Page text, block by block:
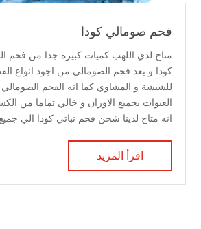
فحم صومالي كودا
متاح لدي اللهب كميات كبيرة جدا من فحم
كودا و يعد فحم الصومالي من اجود انواع
للشيشة و المشاوي كما انه الفحم الصومالي
العبوات بجميع الاوزان و خالي تماما من
انه متاح لدينا شحن فحم نباتي كودا الي
اقرأ المزيد